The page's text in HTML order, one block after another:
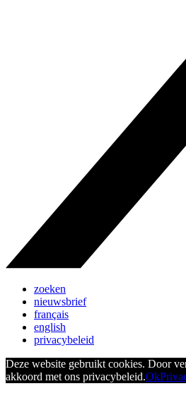
zoeken
nieuwsbrief
français
english
privacybeleid
Deze website gebruikt cookies. Door
akkoord met ons privacybeleid.Ok